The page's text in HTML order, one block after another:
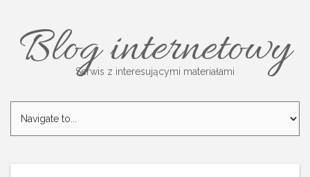
Blog internetowy
Serwis z interesującymi materiałami